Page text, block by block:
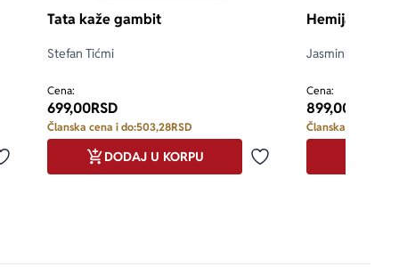
Dodaj u omiljene
Tata kaže gambit
Stefan Tićmi
Cena:
699,00RSD
Članska cena i do:503,28RSD
Dodaj u omiljene
DODAJ U KORPU
Hemija sa
Jasminka
Cena:
899,00
Članska cena i do: